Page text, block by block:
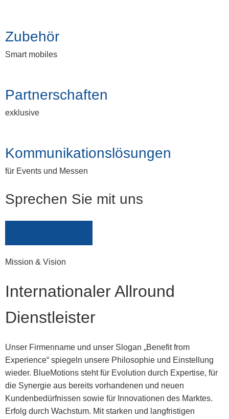
Zubehör
Smart mobiles
Partnerschaften
exklusive
Kommunikationslösungen
für Events und Messen
Sprechen Sie mit uns
Mission & Vision
Internationaler Allround
Dienstleister
Unser Firmenname und unser Slogan „Benefit from
Experience“ spiegeln unsere Philosophie und Einstellung
wieder. BlueMotions steht für Evolution durch Expertise, für
die Synergie aus bereits vorhandenen und neuen
Kundenbedürfnissen sowie für Innovationen des Marktes.
Erfolg durch Wachstum. Mit starken und langfristigen